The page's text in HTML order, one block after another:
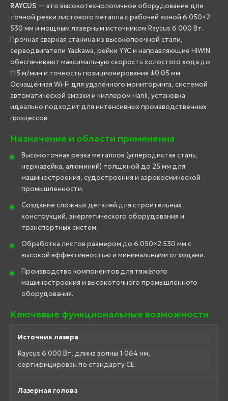
RAYCUS — это высокотехнологичное оборудование для
точной резки листового металла с рабочей зоной 6 050×2
530 мм и мощным лазерным источником Raycus 6 000 Вт.
Прочная сварная станина из высокопрочной стали,
серводвигатели Yaskawa, рейки YYC и направляющие HIWIN
обеспечивают максимальную скорость холостого хода до
115 м/мин и точность позиционирования ±0.05 мм.
Оснащённая Wi-Fi для удалённого мониторинга, системой
автоматической смазки и чиллером Hanli, установка
идеально подходит для интенсивных производственных
процессов.
Назначение и области применения
Высокоточная резка металлов (углеродистая сталь,
нержавейка, алюминий) толщиной до 25 мм для
машиностроения, судостроения и аэрокосмической
промышленности.
Создание сложных деталей для строительных
конструкций, энергетического оборудования и
транспортных систем.
Обработка листов размером до 6 050×2 530 мм с
высокой эффективностью и минимальными отходами.
Производство компонентов для тяжёлого
машиностроения и высокоточного промышленного
оборудования.
Ключевые функциональные возможности
Источник лазера
Raycus 6 000 Вт, длина волны 1 064 нм,
сертифицирован по стандарту CE.
Лазерная голова